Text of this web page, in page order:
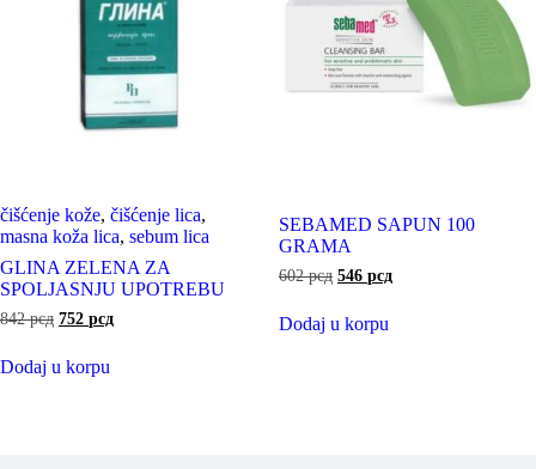
čišćenje kože, čišćenje lica,
masna koža lica, sebum lica
GLINA ZELENA ZA
SPOLJASNJU UPOTREBU
842рсд 752 рсд
Dodaj u korpu
SEBAMED SAPUN 100
GRAMA
602рсд 546 рсд
Dodaj u korpu